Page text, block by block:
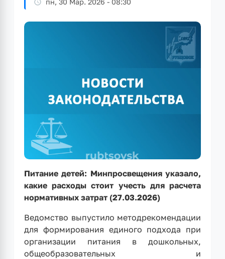
пн, 30 Мар. 2026 - 08:30
Питание детей: Минпросвещения указало,
какие расходы стоит учесть для расчета
нормативных затрат (27.03.2026)
Ведомство выпустило методрекомендации
для формирования единого подхода при
организации питания в дошкольных,
общеобразовательных и